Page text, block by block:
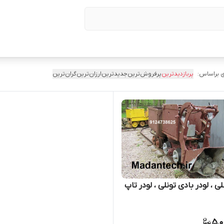
براساس: پربازدیدترینپرفروش‌ترینجدیدترینارزان‌ترینگران‌ترین
، لودر بادی تونلی ، لودر تاپ